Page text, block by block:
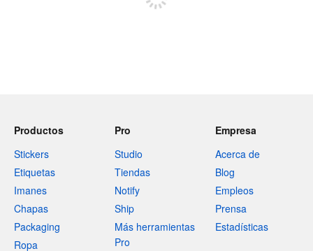
Productos
Stickers
Etiquetas
Imanes
Chapas
Packaging
Ropa
Pro
Studio
Tiendas
Notify
Ship
Más herramientas
Pro
Empresa
Acerca de
Blog
Empleos
Prensa
Estadísticas